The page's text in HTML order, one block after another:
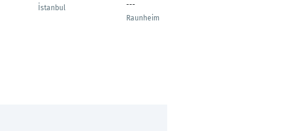
İstanbul
---
Raunheim